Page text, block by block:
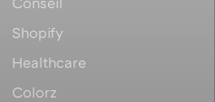
Shopify
Healthcare
Colorz